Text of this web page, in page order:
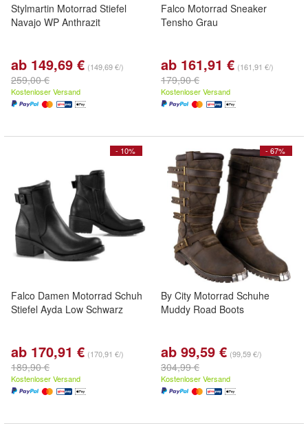
Stylmartin Motorrad Stiefel
Navajo WP Anthrazit
ab 149,69 € (149,69 €/)
259,00 €
Kostenloser Versand
Falco Motorrad Sneaker
Tensho Grau
ab 161,91 € (161,91 €/)
179,90 €
Kostenloser Versand
- 10%
Falco Damen Motorrad Schuh
Stiefel Ayda Low Schwarz
ab 170,91 € (170,91 €/)
189,90 €
Kostenloser Versand
- 67%
By City Motorrad Schuhe
Muddy Road Boots
ab 99,59 € (99,59 €/)
304,99 €
Kostenloser Versand